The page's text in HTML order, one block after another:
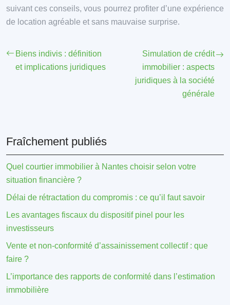
suivant ces conseils, vous pourrez profiter d’une expérience
de location agréable et sans mauvaise surprise.
Biens indivis : définition
et implications juridiques
Simulation de crédit
immobilier : aspects
juridiques à la société
générale
Fraîchement publiés
Quel courtier immobilier à Nantes choisir selon votre
situation financière ?
Délai de rétractation du compromis : ce qu’il faut savoir
Les avantages fiscaux du dispositif pinel pour les
investisseurs
Vente et non-conformité d’assainissement collectif : que
faire ?
L’importance des rapports de conformité dans l’estimation
immobilière